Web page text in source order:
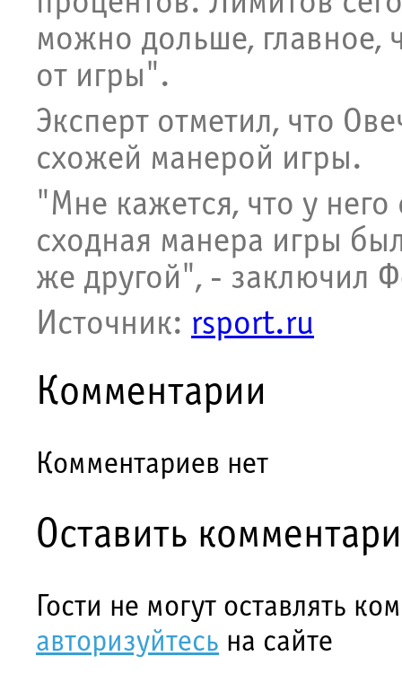
можно дольше, главное,
от игры".
Эксперт отметил, что
схожей манерой игры.
"Мне кажется, что у
сходная манера игры
же другой", - заключил
Источник: rsport.ru
Комментарии
Комментариев нет
Оставить
Гости не могут оставлять
авторизуйтесь на сайте